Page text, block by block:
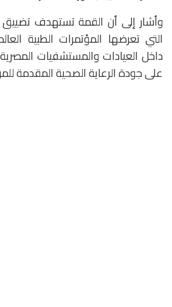
وأشار إلى أن القمة تستهدف
التي تعرضها المؤتمرات الطبية
داخل العيادات والمستشفيات
على جودة الرعاية الصحية المقدمة